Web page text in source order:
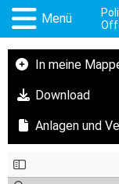
Menü
In meine
Download
Anlagen und